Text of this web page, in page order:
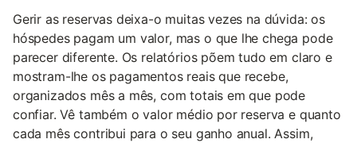
Gerir as reservas deixa-o muitas vezes na dúvida: os
hóspedes pagam um valor, mas o que lhe chega pode
parecer diferente. Os relatórios põem tudo em claro e
mostram-lhe os pagamentos reais que recebe,
organizados mês a mês, com totais em que pode
confiar. Vê também o valor médio por reserva e quanto
cada mês contribui para o seu ganho anual. Assim,